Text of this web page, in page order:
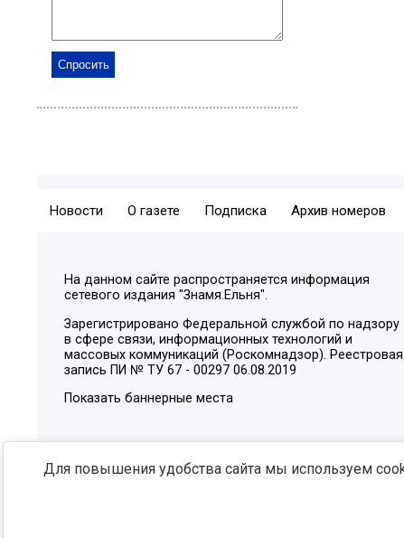
Новости О газете Подписка Архив номеров
На данном сайте распространяется информация
сетевого издания "Знамя.Ельня".
Зарегистрировано Федеральной службой по надзору
в сфере связи, информационных технологий и
массовых коммуникаций (Роскомнадзор). Реестровая
запись ПИ № ТУ 67 - 00297 06.08.2019
Показать баннерные места
Для повышения удобства сайта мы используем